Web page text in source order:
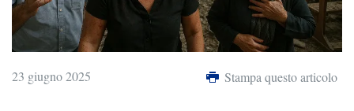
23 giugno 2025 Stampa questo articolo